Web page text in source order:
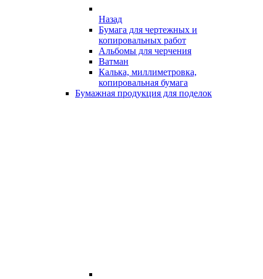
Назад
Бумага для чертежных и
копировальных работ
Альбомы для черчения
Ватман
Калька, миллиметровка,
копировальная бумага
Бумажная продукция для поделок